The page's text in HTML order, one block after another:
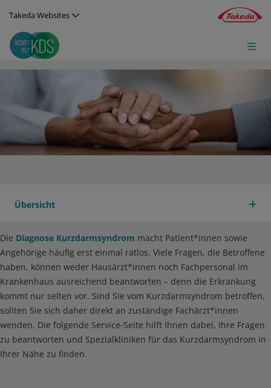
Takeda Websites
Übersicht
Die Diagnose Kurzdarmsyndrom macht Patient*innen sowie
Angehörige häufig erst einmal ratlos. Viele Fragen, die Betroffene
haben, können weder Hausärzt*innen noch Fachpersonal im
Krankenhaus ausreichend beantworten – denn die Erkrankung
kommt nur selten vor. Sind Sie vom Kurzdarmsyndrom betroffen,
sollten Sie sich daher direkt an zuständige Fachärzt*innen
wenden. Die folgende Service-Seite hilft Ihnen dabei, Ihre Fragen
zu beantworten und Spezialkliniken für das Kurzdarmsyndrom in
Ihrer Nähe zu finden.